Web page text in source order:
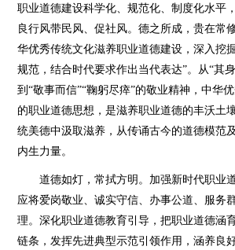
职业道德建设科学化、规范化、制度化水平
良行风带民风、促社风。德之所成，贵在常
华优秀传统文化滋养职业道德建设，深入挖
规范，结合时代要求作出当代表达”。从“其
到“敬事而信”“鞠躬尽瘁”的敬业精神，中华
的职业道德思想，是滋养职业道德的丰沃土
统美德中汲取滋养，从传诵古今的道德模范
内生力量。
道德如灯，常拭方明。加强新时代职业道
应将爱岗敬业、诚实守信、办事公道、服务
理。深化职业道德教育引导，把职业道德涵
链条，发挥先进典型示范引领作用，涵养良